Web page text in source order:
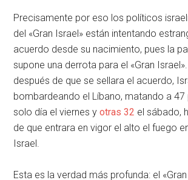
Precisamente por eso los políticos
del «Gran Israel» están intentando
acuerdo desde su nacimiento, pues la
supone una derrota para el «Gran
después de que se sellara el acuerdo,
bombardeando el Líbano, matando a 47
solo día el viernes yotras 32 el sábado,
de que entrara en vigor el alto el fuego
Israel.
Esta es la verdad más profunda: el